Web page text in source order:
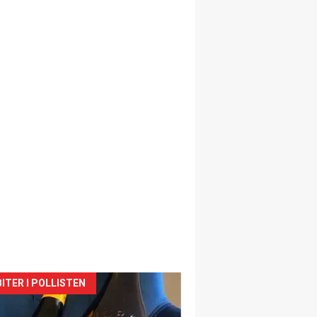
I POLLISTEN